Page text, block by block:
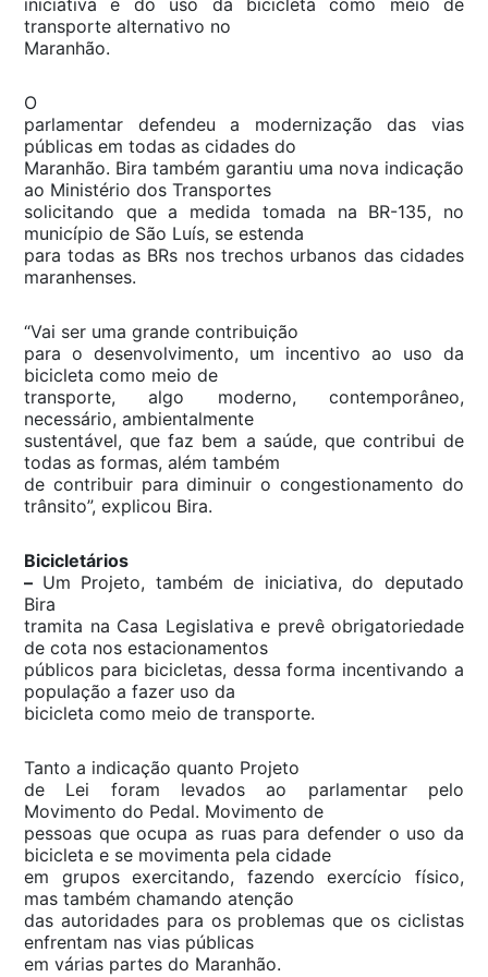
transporte alternativo no
Maranhão.
O
parlamentar defendeu a modernização das vias
públicas em todas as cidades do
Maranhão. Bira também garantiu uma nova indicação
ao Ministério dos Transportes
solicitando que a medida tomada na BR-135, no
município de São Luís, se estenda
para todas as BRs nos trechos urbanos das cidades
maranhenses.
“Vai ser uma grande contribuição
para o desenvolvimento, um incentivo ao uso da
bicicleta como meio de
transporte, algo moderno, contemporâneo,
necessário, ambientalmente
sustentável, que faz bem a saúde, que contribui de
todas as formas, além também
de contribuir para diminuir o congestionamento do
trânsito”, explicou Bira.
Bicicletários
– Um Projeto, também de iniciativa, do deputado
Bira
tramita na Casa Legislativa e prevê obrigatoriedade
de cota nos estacionamentos
públicos para bicicletas, dessa forma incentivando a
população a fazer uso da
bicicleta como meio de transporte.
Tanto a indicação quanto Projeto
de Lei foram levados ao parlamentar pelo
Movimento do Pedal. Movimento de
pessoas que ocupa as ruas para defender o uso da
bicicleta e se movimenta pela cidade
em grupos exercitando, fazendo exercício físico,
mas também chamando atenção
das autoridades para os problemas que os ciclistas
enfrentam nas vias públicas
em várias partes do Maranhão.